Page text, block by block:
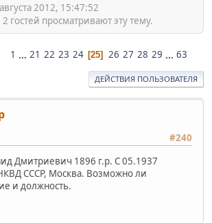
2012, 15:47:52
гостей просматривают эту тему.
1 ... 21 22 23 24 25 26 27 28 29 ... 63
ДЕЙСТВИЯ ПОЛЬЗОВАТЕЛЯ
#240
Дмитриевич 1896 г.р. С 05.1937
СССР, Москва. Возможно ли
и должность.